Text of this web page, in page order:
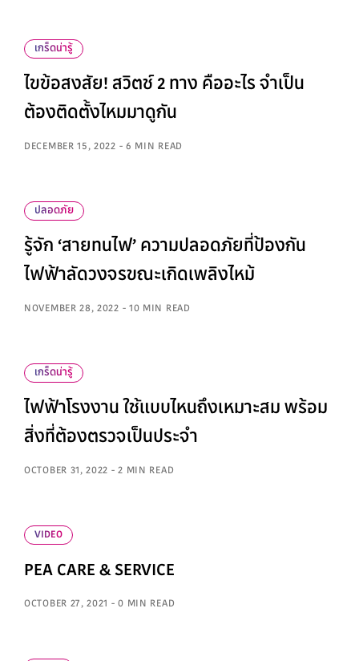
เกร็ดน่ารู้
ไขข้อสงสัย! สวิตช์ 2 ทาง คืออะไร จำเป็น
ต้องติดตั้งไหมมาดูกัน
DECEMBER 15, 2022 - 6 MIN READ
ปลอดภัย
รู้จัก ‘สายทนไฟ’ ความปลอดภัยที่ป้องกัน
ไฟฟ้าลัดวงจรขณะเกิดเพลิงไหม้
NOVEMBER 28, 2022 - 10 MIN READ
เกร็ดน่ารู้
ไฟฟ้าโรงงาน ใช้แบบไหนถึงเหมาะสม พร้อม
สิ่งที่ต้องตรวจเป็นประจำ
OCTOBER 31, 2022 - 2 MIN READ
VIDEO
PEA CARE & SERVICE
OCTOBER 27, 2021 - 0 MIN READ